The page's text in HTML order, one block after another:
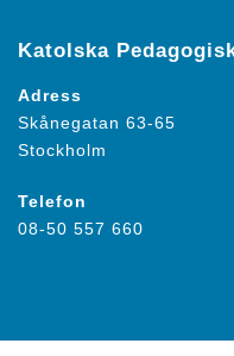
Katolska
Adress
Skånegatan 63-65
Stockholm
Telefon
08-50 557 660